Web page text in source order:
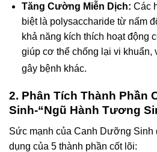
Tăng Cường Miễn Dịch: Các
biệt là polysaccharide từ nấm
khả năng kích thích hoạt động
giúp cơ thể chống lại vi khuẩn,
gây bệnh khác.
2. Phân Tích Thành Phần
Sinh-“Ngũ Hành Tương
Sức mạnh của Canh Dưỡng Sinh
dụng của 5 thành phần cốt lõi: